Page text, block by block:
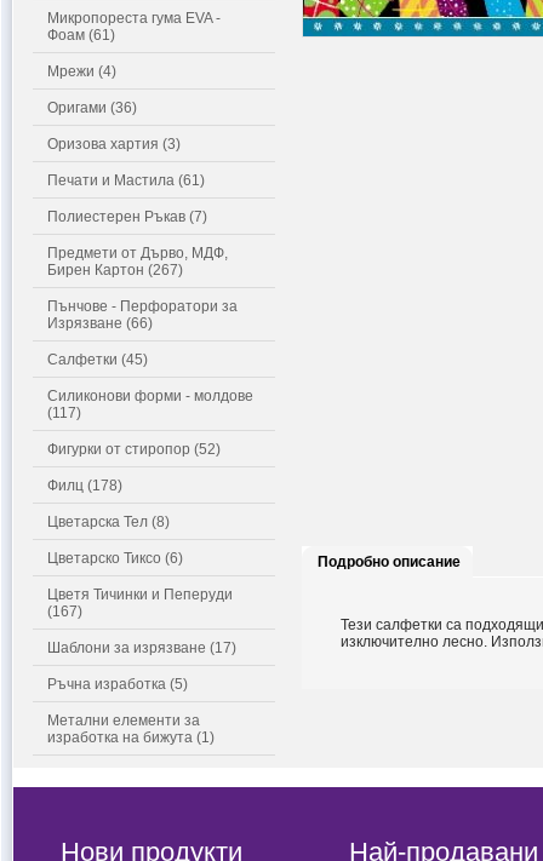
Микропореста гума EVA -
Фоам (61)
Мрежи (4)
Оригами (36)
Оризова хартия (3)
Печати и Мастила (61)
Полиестерен Ръкав (7)
Предмети от Дърво, МДФ,
Бирен Картон (267)
Пънчове - Перфоратори за
Изрязване (66)
Салфетки (45)
Силиконови форми - молдове
(117)
Фигурки от стиропор (52)
Филц (178)
Цветарска Тел (8)
Цветарско Тиксо (6)
Цветя Тичинки и Пеперуди
(167)
Шаблони за изрязване (17)
Ръчна изработка (5)
Метални елементи за
изработка на бижута (1)
Подробно описание
Тези салфетки са
изключително лесно.
Нови продукти Най-продавани